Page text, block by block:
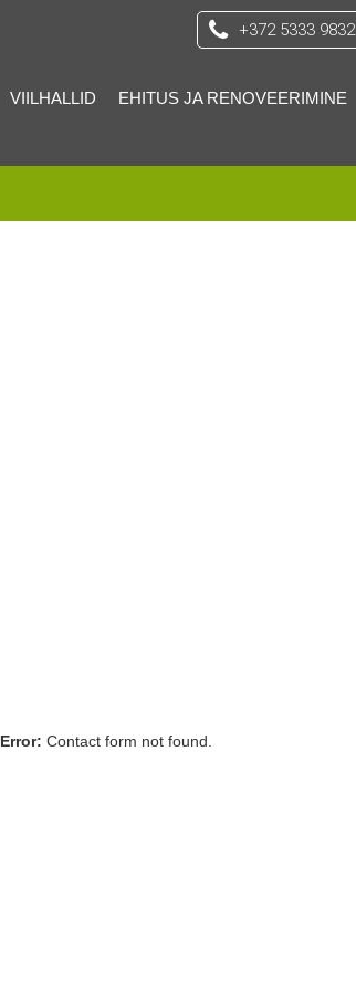
+372 5333 9832
VIILHALLID EHITUS JA RENOVEERIMINE
Error: Contact form not found.